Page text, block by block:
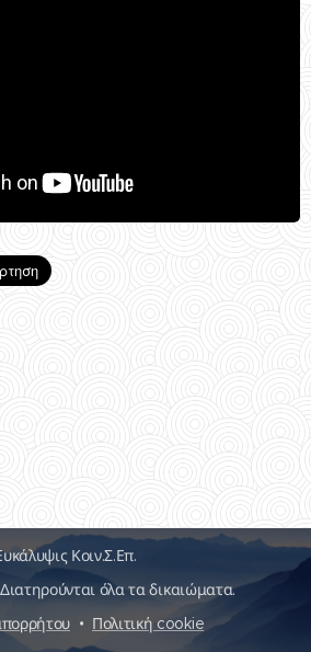
Κοιν.Σ.Επ.
όλα τα δικαιώματα.
Πολιτική cookie